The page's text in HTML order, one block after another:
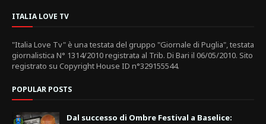
ITALIA LOVE TV
"Italia Love Tv" è una testata del gruppo "Giornale di Puglia", testata
giornalistica N° 1314/2010 registrata al Trib. Di Bari il 06/05/2010. Sito
registrato su Copyright House ID n°329155544.
POPULAR POSTS
Dal successo di Ombre Festival a Baselice: